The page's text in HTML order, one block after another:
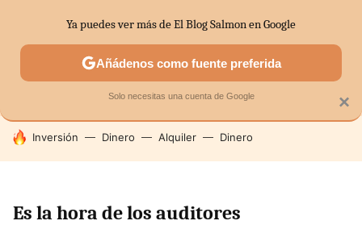
SECTORES ECONOMÍA DOMÉSTICA MERCADOS
HOY SE HABLA DE
Inversión Dinero Alquiler Dinero
Es la hora de los auditores
×
Ya puedes ver más de El Blog Salmon en Google
Añádenos como fuente preferida
Solo necesitas una cuenta de Google